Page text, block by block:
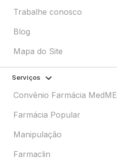
Trabalhe conosco
Blog
Mapa do Site
Serviços
Convênio Farmácia MedME
Farmácia Popular
Manipulação
Farmaclin